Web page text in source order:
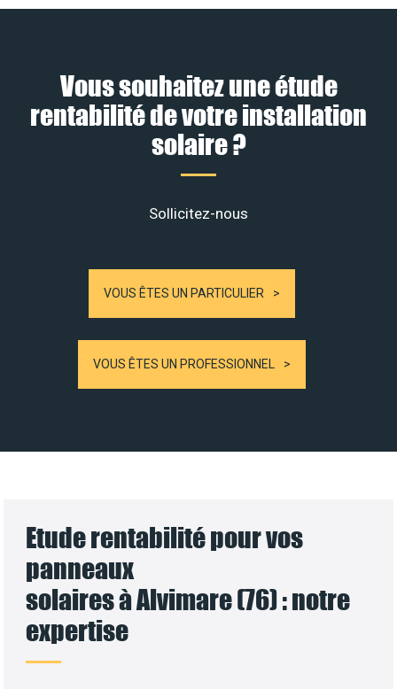
Vous souhaitez une étude
rentabilité de votre installation
solaire ?
Sollicitez-nous
VOUS ÊTES UN PARTICULIER
VOUS ÊTES UN PROFESSIONNEL
Etude rentabilité pour vos
panneaux
solaires à Alvimare (76) : notre
expertise